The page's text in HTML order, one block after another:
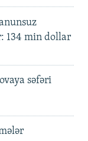
134 min dollar
səfəri